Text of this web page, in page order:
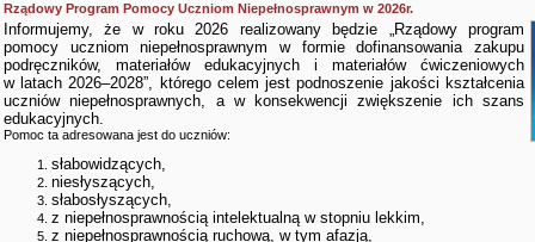
Rządowy Program Pomocy Uczniom Niepełnosprawnym w 2026r.
Informujemy, że w roku 2026 realizowany będzie „Rządowy program
pomocy uczniom niepełnosprawnym w formie dofinansowania zakupu
podręczników, materiałów edukacyjnych i materiałów ćwiczeniowych
w latach 2026–2028”, którego celem jest podnoszenie jakości kształcenia
uczniów niepełnosprawnych, a w konsekwencji zwiększenie ich szans
edukacyjnych.
Pomoc ta adresowana jest do uczniów:
słabowidzących,
niesłyszących,
słabosłyszących,
z niepełnosprawnością intelektualną w stopniu lekkim,
z niepełnosprawnością ruchową, w tym afazją,